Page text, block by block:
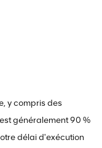
y compris des
généralement 90 %
délai d'exécution